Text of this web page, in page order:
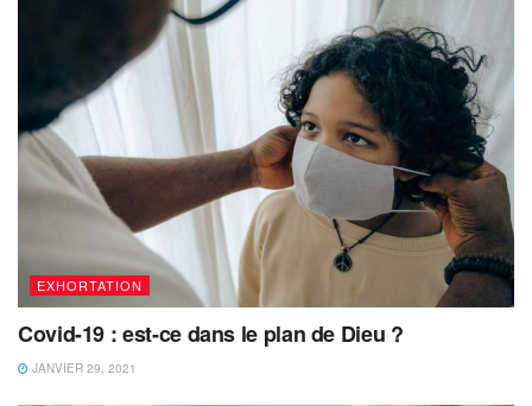
EXHORTATION
Covid-19 : est-ce dans le plan de Dieu ?
JANVIER 29, 2021